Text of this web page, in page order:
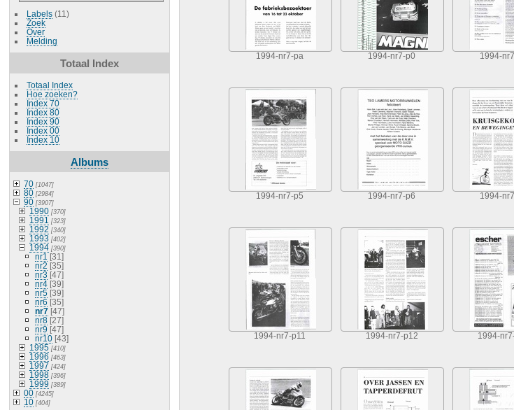
Labels(11)
Zoek
Over
Melding
Totaal Index
Totaal Index
Hoe zoeken?
Index 70
Index 80
Index 90
Index 00
Index 10
Albums
70[1047]
80[2984]
90[3907]
1990[370]
1991 [323]
1992 [340]
1993 [402]
1994[390]
nr1 [31]
nr2 [35]
nr3 [47]
nr4[39]
nr5[39]
nr6 [35]
nr7[47]
nr8[27]
nr9 [47]
nr10[43]
1995[410]
1996 [463]
1997 [424]
1998[396]
1999 [389]
00[4245]
10[404]
1994-nr7-pa 1994-nr7-p0 1994-
1994-nr7-p5 1994-nr7-p6 1994-
1994-nr7-p11 1994-nr7-p12 1994-